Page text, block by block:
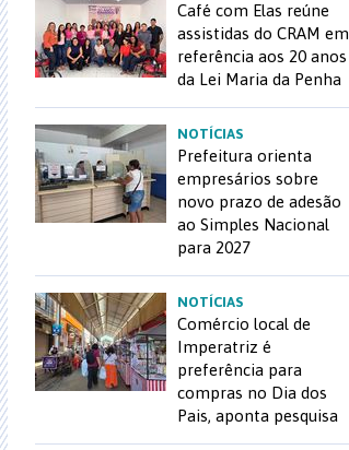
Café com Elas reúne
assistidas do CRAM em
referência aos 20 anos
da Lei Maria da Penha
NOTÍCIAS
Prefeitura orienta
empresários sobre
novo prazo de adesão
ao Simples Nacional
para 2027
NOTÍCIAS
Comércio local de
Imperatriz é
preferência para
compras no Dia dos
Pais, aponta pesquisa